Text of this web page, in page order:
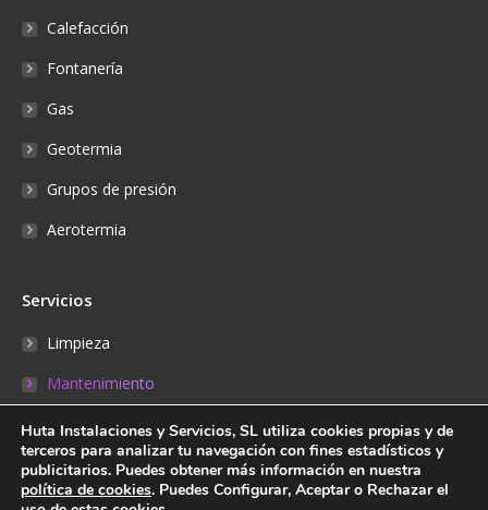
Calefacción
Fontanería
Gas
Geotermia
Grupos de presión
Aerotermia
Servicios
Limpieza
Mantenimiento
Reparaciones
Fontanería
Reserva online
Huta Instalaciones y Servicios, SL utiliza cookies propias y de
terceros para analizar tu navegación con fines estadísticos y
publicitarios. Puedes obtener más información en nuestra
política de cookies. Puedes Configurar, Aceptar o Rechazar el